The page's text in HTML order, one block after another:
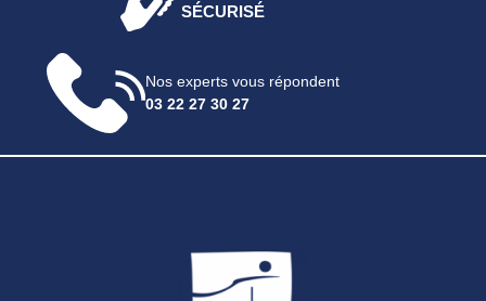
SÉCURISÉ
Nos experts vous répondent
03 22 27 30 27